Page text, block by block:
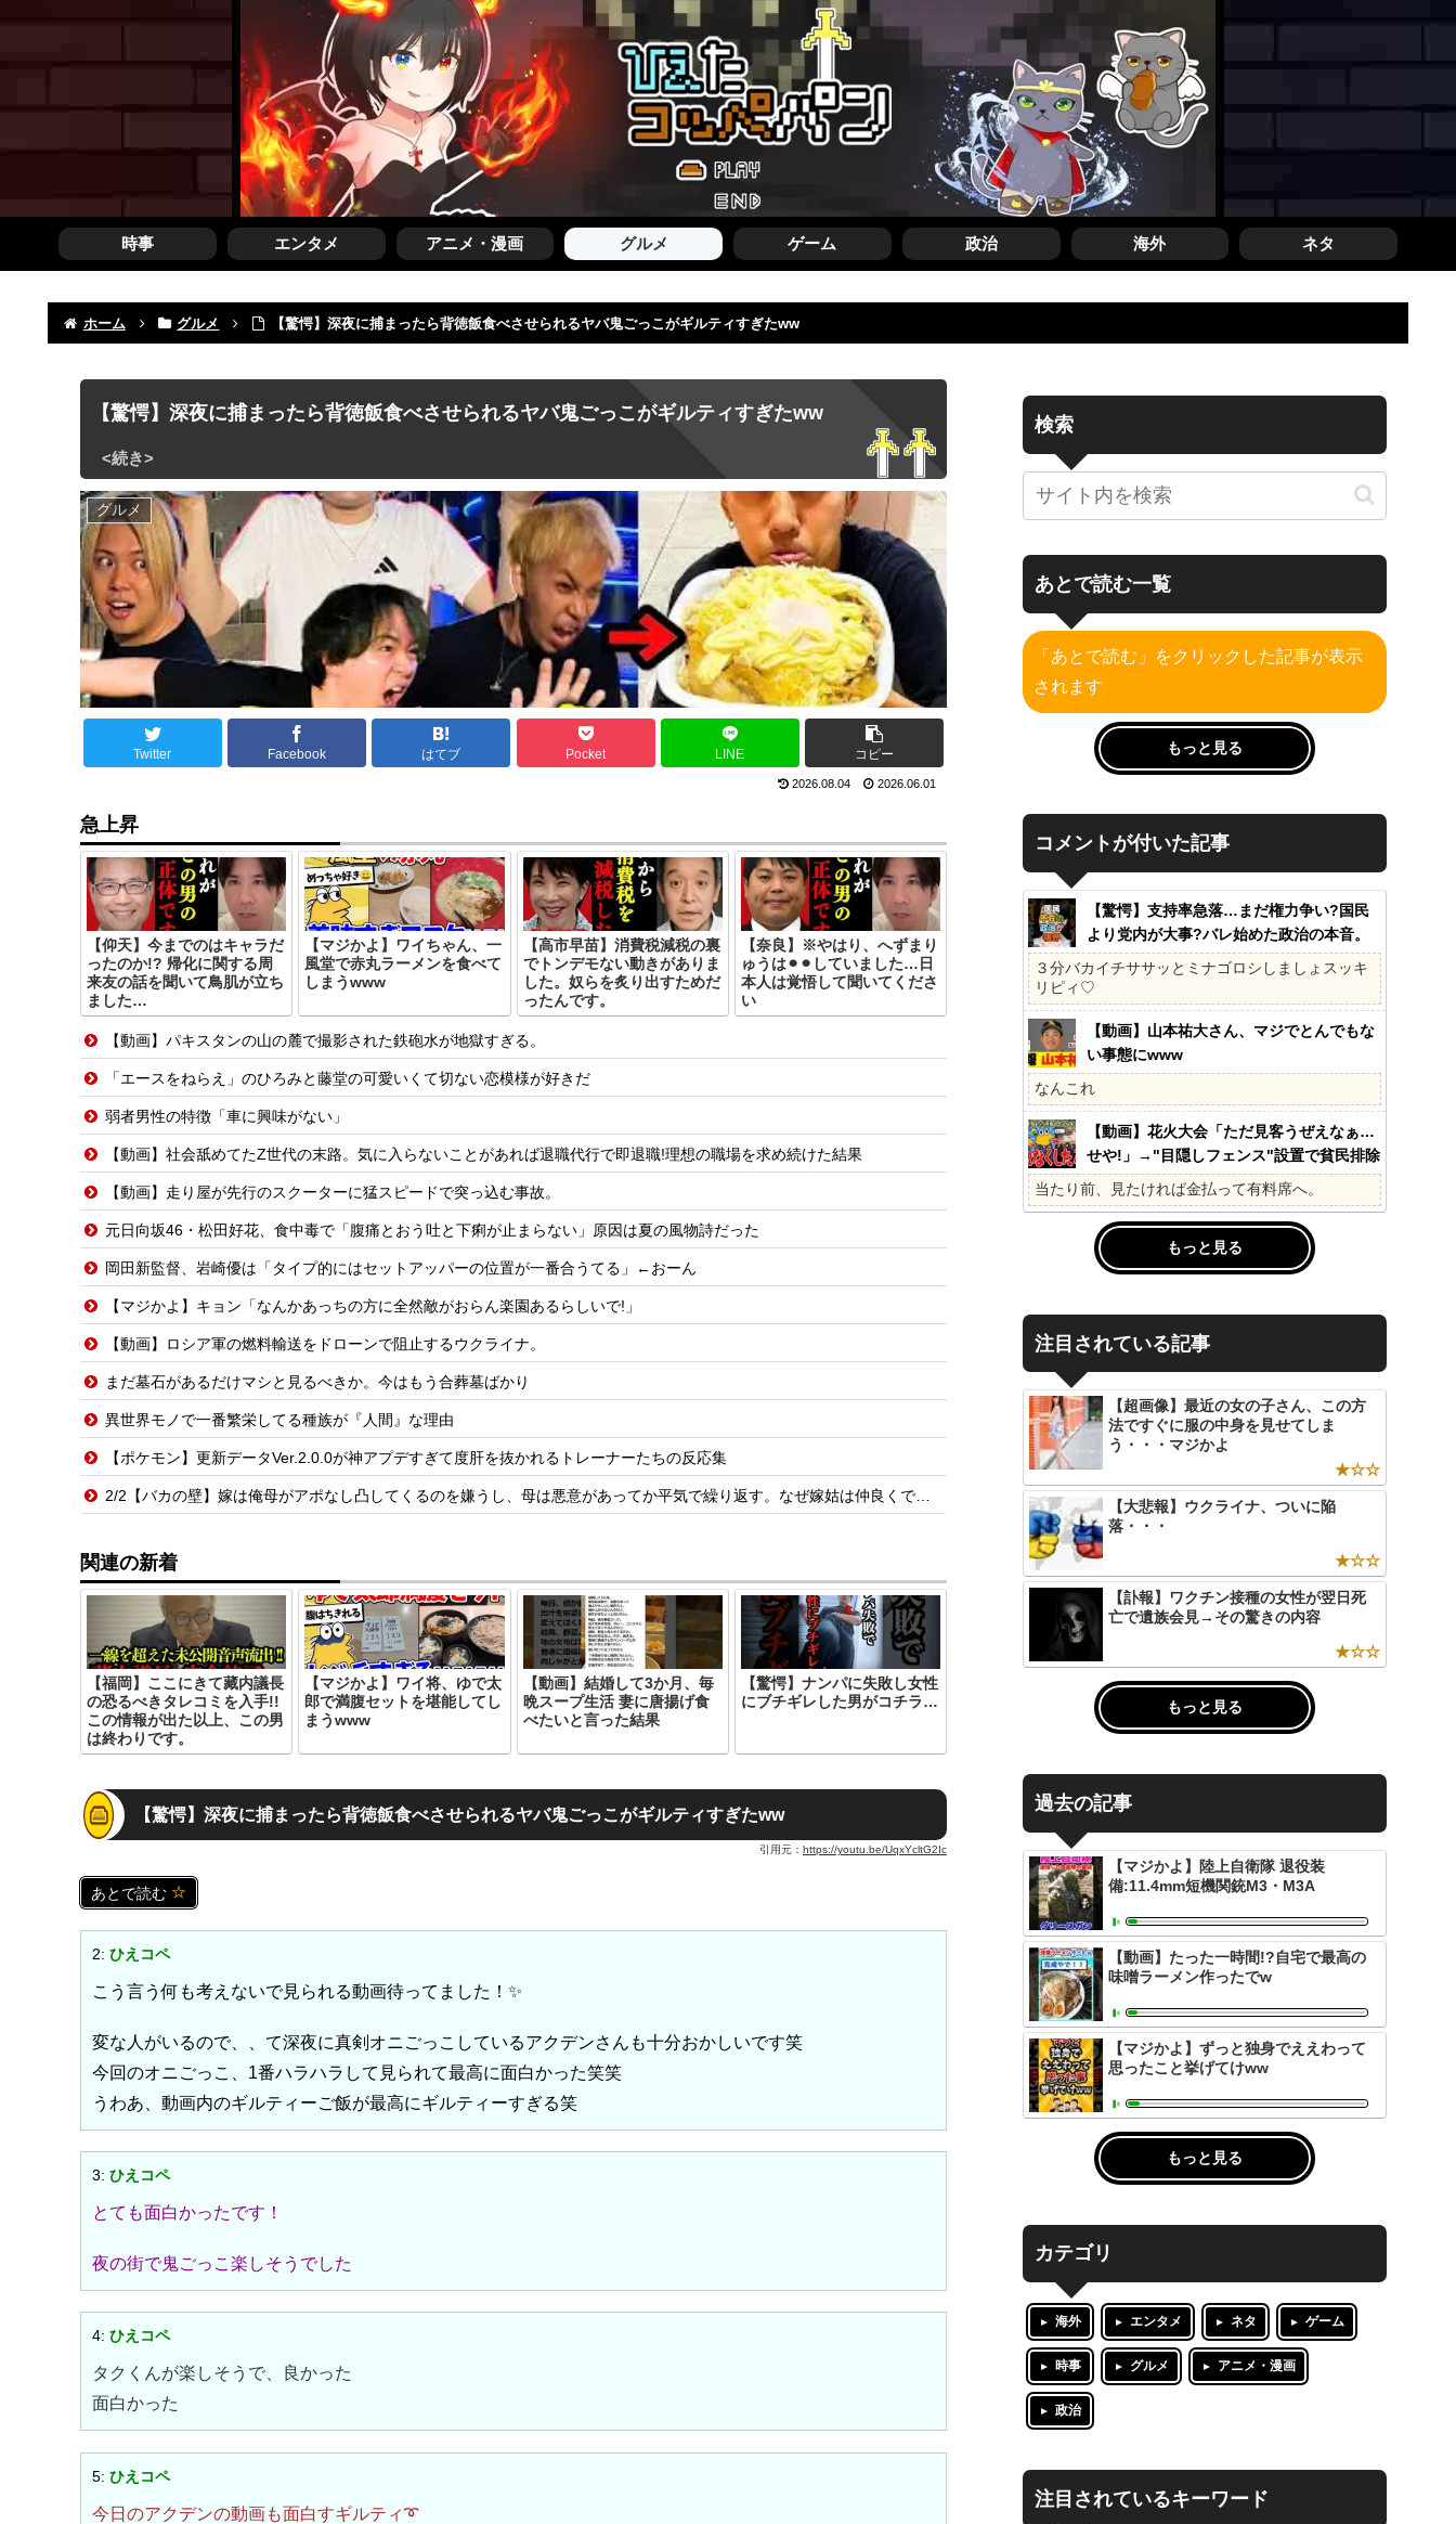
時事 エンタメ アニメ・漫画 グルメ ゲーム 政治 海外 ネタ
ホーム グルメ 【驚愕】深夜に捕まったら背徳飯食べさせられるヤバ鬼ごっこがギルティすぎたww
【驚愕】深夜に捕まったら背徳飯食べさせられるヤバ鬼ごっこがギルティすぎたww
グルメ
Twitter Facebook はてブ Pocket LINE コピー
2026.08.04 2026.06.01
急上昇
【仰天】今までのはキャラだ
ったのか!? 帰化に関する周
来友の話を聞いて鳥肌が立ち
ました…
【マジかよ】ワイちゃん、一
風堂で赤丸ラーメンを食べて
しまうwww
【高市早苗】消費税減税の裏
でトンデモない動きがありま
した。奴らを炙り出すためだ
ったんです。
【奈良】※やはり、へずまり
ゅうは⚫︎⚫︎していました…日
本人は覚悟して聞いてくださ
い
【動画】パキスタンの山の麓で撮影された鉄砲水が地獄すぎる。
「エースをねらえ」のひろみと藤堂の可愛いくて切ない恋模様が好きだ
弱者男性の特徴「車に興味がない」
【動画】社会舐めてたZ世代の末路。気に入らないことがあれば退職代行で即退職!理想の職場を求め続けた結果
【動画】走り屋が先行のスクーターに猛スピードで突っ込む事故。
元日向坂46・松田好花、食中毒で「腹痛とおう吐と下痢が止まらない」原因は夏の風物詩だった
岡田新監督、岩崎優は「タイプ的にはセットアッパーの位置が一番合うてる」←おーん
【マジかよ】キョン「なんかあっちの方に全然敵がおらん楽園あるらしいで!」
【動画】ロシア軍の燃料輸送をドローンで阻止するウクライナ。
まだ墓石があるだけマシと見るべきか。今はもう合葬墓ばかり
異世界モノで一番繁栄してる種族が『人間』な理由
【ポケモン】更新データVer.2.0.0が神アプデすぎて度肝を抜かれるトレーナーたちの反応集
2/2【バカの壁】嫁は俺母がアポなし凸してくるのを嫌うし、母は悪意があってか平気で繰り返す。なぜ嫁姑は仲良くできないんだ？なんで女って生き物はこうもバカで感情的なのだろうか？
関連の新着
【福岡】ここにきて藏内議長
の恐るべきタレコミを入手!!
この情報が出た以上、この男
は終わりです。
【マジかよ】ワイ将、ゆで太
郎で満腹セットを堪能してし
まうwww
【動画】結婚して3か月、毎
晩スープ生活 妻に唐揚げ食
べたいと言った結果
【驚愕】ナンパに失敗し女性
にブチギレした男がコチラ…
【驚愕】深夜に捕まったら背徳飯食べさせられるヤバ鬼ごっこがギルティすぎたww
引用元： https://youtu.be/UqxYcltG2Ic
あとで読む
2: ひえコペ
こう言う何も考えないで見られる動画待ってました！✨
変な人がいるので、、て深夜に真剣オニごっこしているアクデンさんも十分おかしいです笑
今回のオニごっこ、1番ハラハラして見られて最高に面白かった笑笑
うわあ、動画内のギルティーご飯が最高にギルティーすぎる笑
3: ひえコペ
とても面白かったです！
夜の街で鬼ごっこ楽しそうでした
4: ひえコペ
タクくんが楽しそうで、良かった
面白かった
5: ひえコペ
今日のアクデンの動画も面白すギルティ➰
検索
あとで読む一覧
「あとで読む」をクリックした記事が表示
されます
もっと見る
コメントが付いた記事
【驚愕】支持率急落…まだ権力争い?国民
より党内が大事?バレ始めた政治の本音。
41%の衝撃、その理由。選挙しか見てない
の?国民不在の政治が限界!
３分バカイチササッとミナゴロシしましょスッキ
リピィ♡
【動画】山本祐大さん、マジでとんでもな
い事態にwww
なんこれ
【動画】花火大会「ただ見客うぜえなぁ…
せや!」→"目隠しフェンス"設置で貧民排除
www
当たり前、見たければ金払って有料席へ。
もっと見る
注目されている記事
【超画像】最近の女の子さん、この方
法ですぐに服の中身を見せてしま
う・・・マジかよ
★☆☆
【大悲報】ウクライナ、ついに陥
落・・・
★☆☆
【訃報】ワクチン接種の女性が翌日死
亡で遺族会見→その驚きの内容
★☆☆
もっと見る
過去の記事
【マジかよ】陸上自衛隊 退役装
備:11.4mm短機関銃M3・M3A
【動画】たった一時間!?自宅で最高の
味噌ラーメン作ったでw
【マジかよ】ずっと独身でええわって
思ったこと挙げてけww
もっと見る
カテゴリ
海外 エンタメ ネタ ゲーム
時事 グルメ アニメ・漫画
政治
注目されているキーワード